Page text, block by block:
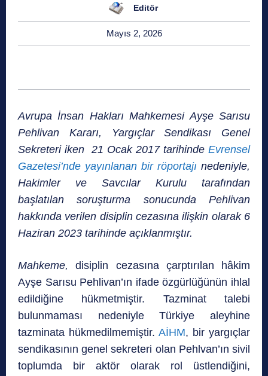
Editör
Mayıs 2, 2026
Avrupa İnsan Hakları Mahkemesi Ayşe Sarısu
Pehlivan Kararı, Yargıçlar Sendikası Genel
Sekreteri iken 21 Ocak 2017 tarihinde Evrensel
Gazetesi’nde yayınlanan bir röportajı nedeniyle,
Hakimler ve Savcılar Kurulu tarafından
başlatılan soruşturma sonucunda Pehlivan
hakkında verilen disiplin cezasına ilişkin olarak 6
Haziran 2023 tarihinde açıklanmıştır.
Mahkeme,disiplin cezasına çarptırılan hâkim
Ayşe Sarısu Pehlivan’ın ifade özgürlüğünün ihlal
edildiğine hükmetmiştir. Tazminat talebi
bulunmaması nedeniyle Türkiye aleyhine
tazminata hükmedilmemiştir. AİHM, bir yargıçlar
sendikasının genel sekreteri olan Pehlvan’ın sivil
toplumda bir aktör olarak rol üstlendiğini,